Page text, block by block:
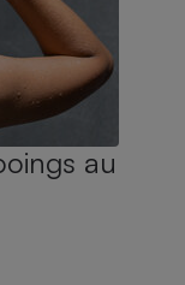
au